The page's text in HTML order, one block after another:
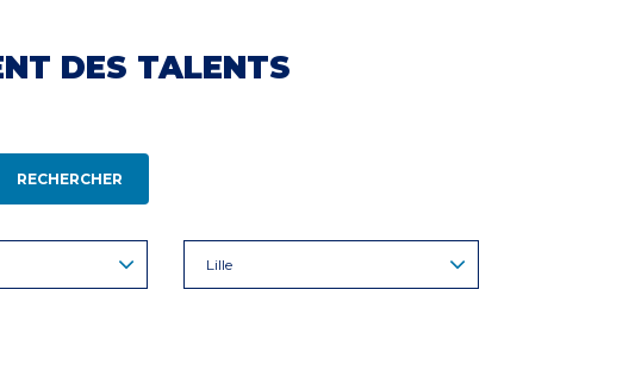
DES TALENTS
RECHERCHER
Lille